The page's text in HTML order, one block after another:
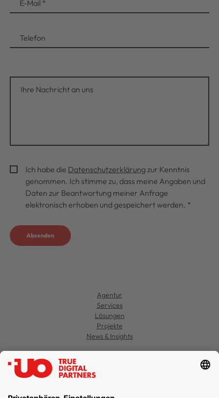
E-Mail *
Telefon
Ich habe die Datenschutzerklärung zur Kenntnis
genommen. Ich stimme zu, dass meine Angaben und
Daten zur Beantwortung meiner Anfrage
elektronisch erhoben und gespeichert werden. *
Absenden
Agentur
Services
Lösungen
Projekte
News & Insights
Datenschutz